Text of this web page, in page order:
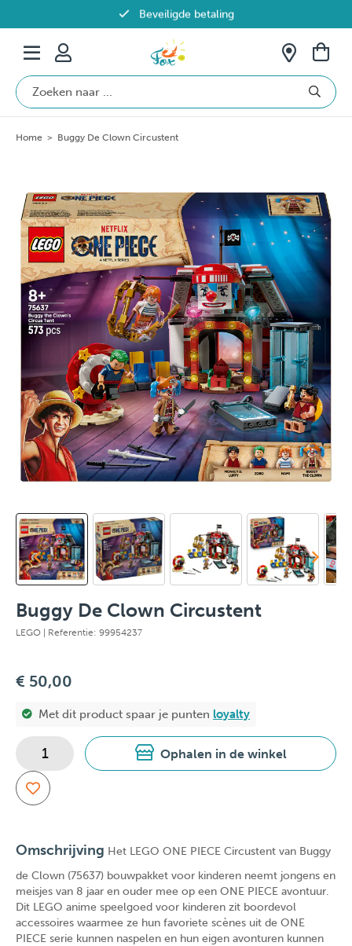
Beveiligde betaling
Gratis verzending vanaf €69 in België
Home > Buggy De Clown Circustent
Buggy De Clown Circustent
LEGO | Referentie: 99954237
€ 50,00
Met dit product spaar je punten loyalty
Ophalen in de winkel
Omschrijving Het LEGO ONE PIECE Circustent van Buggy
de Clown (75637) bouwpakket voor kinderen neemt jongens en
meisjes van 8 jaar en ouder mee op een ONE PIECE avontuur.
Dit LEGO anime speelgoed voor kinderen zit boordevol
accessoires waarmee ze hun favoriete scènes uit de ONE
PIECE serie kunnen naspelen en hun eigen avonturen kunnen